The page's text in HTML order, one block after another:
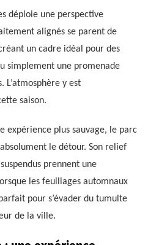
déploie une perspective
alignés se parent de
un cadre idéal pour des
simplement une promenade
L’atmosphère y est
saison.
expérience plus sauvage, le parc
le détour. Son relief
prennent une
les feuillages automnaux
pour s’évader du tumulte
de la ville.